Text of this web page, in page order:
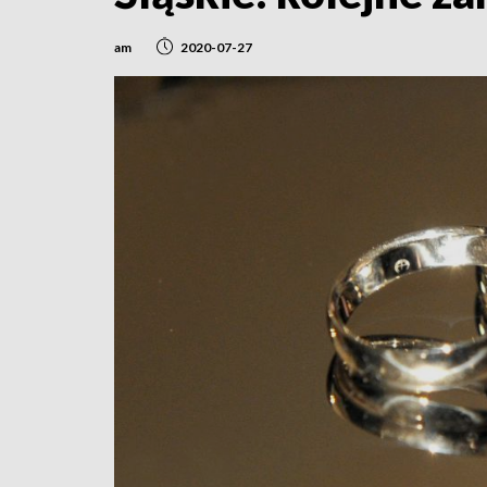
am 2020-07-27